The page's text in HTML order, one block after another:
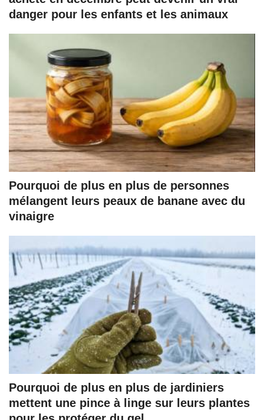
danger pour les enfants et les animaux
Pourquoi de plus en plus de personnes
mélangent leurs peaux de banane avec du
vinaigre
Pourquoi de plus en plus de jardiniers
mettent une pince à linge sur leurs plantes